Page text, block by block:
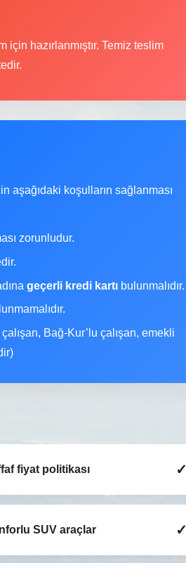
için hazırlanmıştır. Temiz teslim
aşağıdaki koşulların sağlanması
zorunludur.
geçerli kredi kartı bulunmalıdır.
çalışan, Bağ-Kur’lu çalışan, emekli
fiyat politikası ✓
SUV araçlar ✓